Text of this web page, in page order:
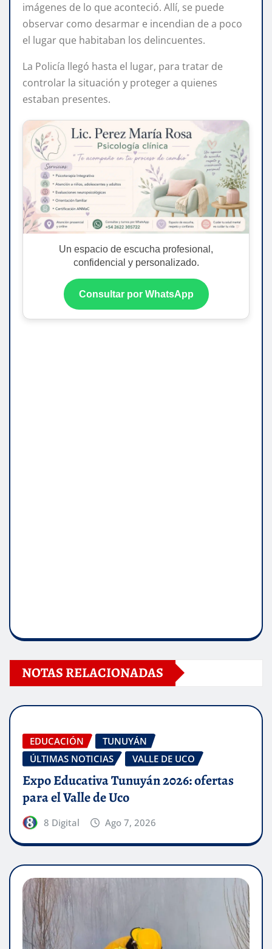
imágenes de lo que aconteció. Allí, se puede
observar como desarmar e incendian de a poco
el lugar que habitaban los delincuentes.
La Policía llegó hasta el lugar, para tratar de
controlar la situación y proteger a quienes
estaban presentes.
Un espacio de escucha profesional,
confidencial y personalizado.
Consultar por WhatsApp
NOTAS RELACIONADAS
EDUCACIÓN
TUNUYÁN
ÚLTIMAS NOTICIAS
VALLE DE UCO
Expo Educativa Tunuyán 2026: ofertas
para el Valle de Uco
8 Digital Ago 7, 2026